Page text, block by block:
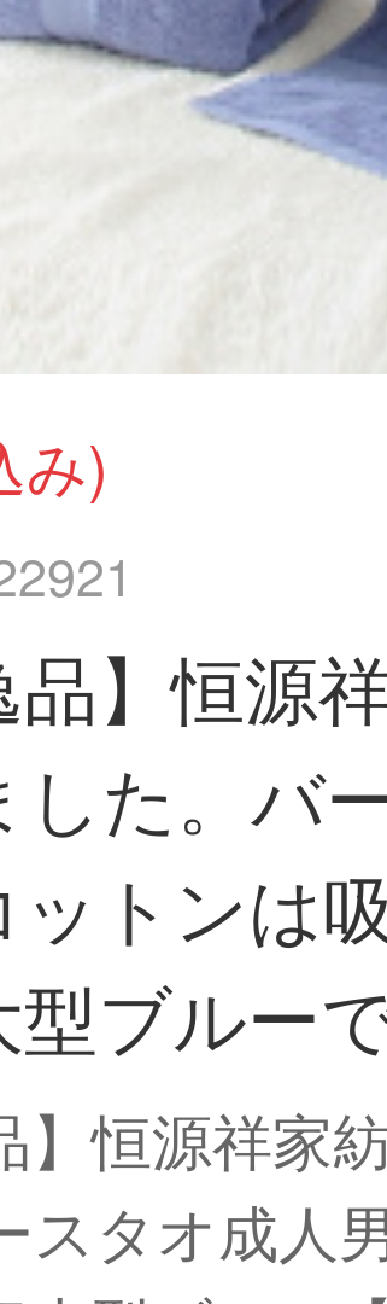
み)
品】恒源
した。バ
ットンは
ブルーで
】恒源祥家
スタオ成人